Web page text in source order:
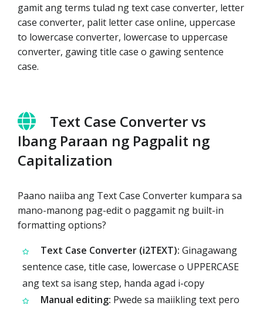
gamit ang terms tulad ng text case converter, letter
case converter, palit letter case online, uppercase
to lowercase converter, lowercase to uppercase
converter, gawing title case o gawing sentence
case.
Text Case Converter vs
Ibang Paraan ng Pagpalit ng
Capitalization
Paano naiiba ang Text Case Converter kumpara sa
mano-manong pag-edit o paggamit ng built-in
formatting options?
Text Case Converter (i2TEXT): Ginagawang
sentence case, title case, lowercase o UPPERCASE
ang text sa isang step, handa agad i-copy
Manual editing: Pwede sa maiikling text pero